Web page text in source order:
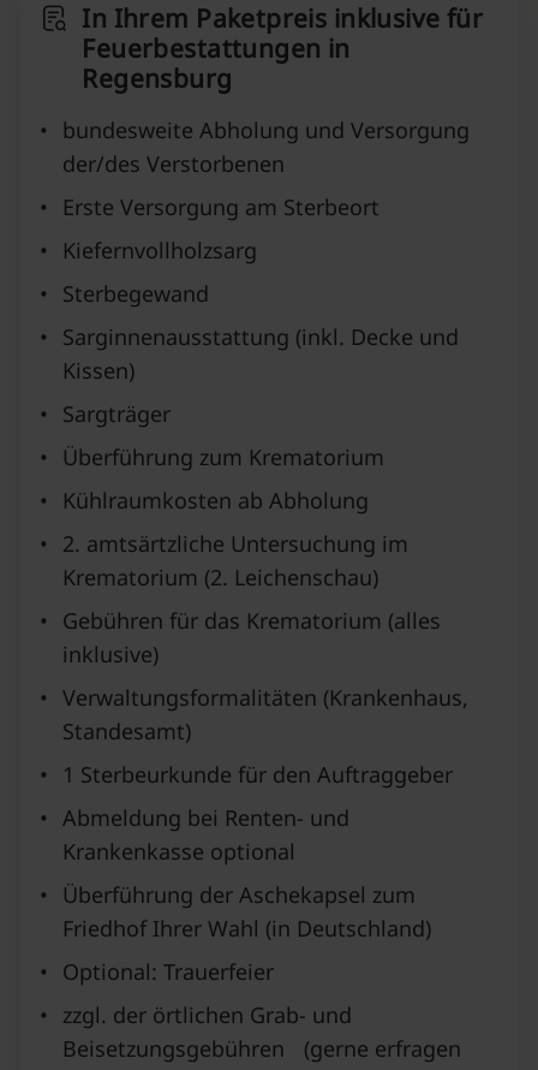
In Ihrem Paketpreis inklusive für
Feuerbestattungen in
Regensburg
•
bundesweite Abholung und Versorgung
der/des Verstorbenen
•
Erste Versorgung am Sterbeort
•
Kiefernvollholzsarg
•
Sterbegewand
•
Sarginnenausstattung (inkl. Decke und
Kissen)
•
Sargträger
•
Überführung zum Krematorium
•
Kühlraumkosten ab Abholung
•
2. amtsärtzliche Untersuchung im
Krematorium (2. Leichenschau)
•
Gebühren für das Krematorium (alles
inklusive)
• Verwaltungsformalitäten (Krankenhaus,
Standesamt)
•
1 Sterbeurkunde für den Auftraggeber
• Abmeldung bei Renten- und
Krankenkasse optional
•
Überführung der Aschekapsel zum
Friedhof Ihrer Wahl (in Deutschland)
•
Optional: Trauerfeier
•
zzgl. der örtlichen Grab- und
Beisetzungsgebühren (gerne erfragen